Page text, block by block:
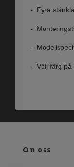
- Fyra
-
-
- Välj färg på
Om oss